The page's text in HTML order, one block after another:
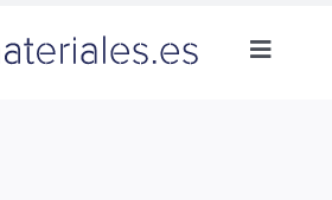
Toggle